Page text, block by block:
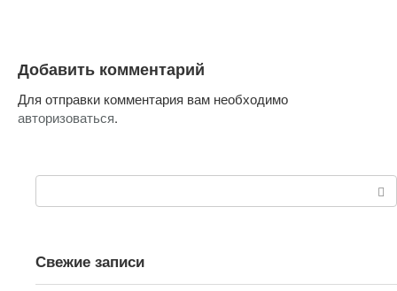
Добавить комментарий
Для отправки комментария вам необходимо
авторизоваться.
Поиск:
Свежие записи